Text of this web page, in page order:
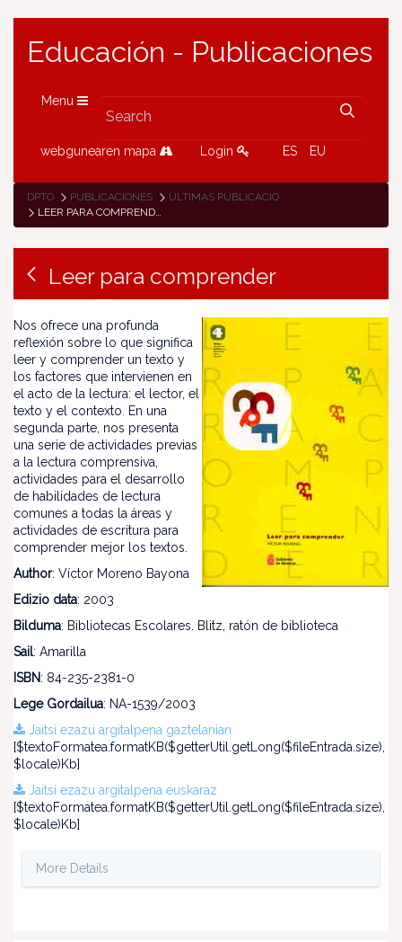
Educación - Publicaciones
Menu
webgunearen mapa Login ES EU
DPTO PUBLICACIONES
ÚLTIMAS PUBLICACIONES
LEER PARA COMPRENDER
Leer para comprender
Nos ofrece una profunda
reflexión sobre lo que significa
leer y comprender un texto y
los factores que intervienen en
el acto de la lectura: el lector, el
texto y el contexto. En una
segunda parte, nos presenta
una serie de actividades previas
a la lectura comprensiva,
actividades para el desarrollo
de habilidades de lectura
comunes a todas la áreas y
actividades de escritura para
comprender mejor los textos.
Author: Víctor Moreno Bayona
Edizio data: 2003
Bilduma: Bibliotecas Escolares. Blitz, ratón de biblioteca
Sail: Amarilla
ISBN: 84-235-2381-0
Lege Gordailua: NA-1539/2003
Jaitsi ezazu argitalpena gaztelanian
[$textoFormatea.formatKB($getterUtil.getLong($fileEntrada.size),
$locale)Kb]
Jaitsi ezazu argitalpena euskaraz
[$textoFormatea.formatKB($getterUtil.getLong($fileEntrada.size),
$locale)Kb]
More Details